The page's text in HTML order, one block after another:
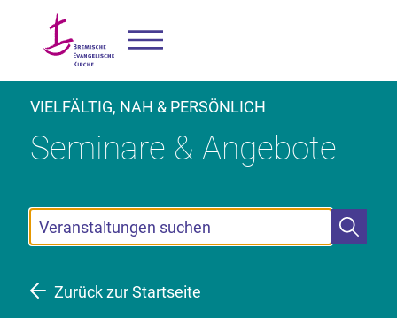
VIELFÄLTIG, NAH & PERSÖNLICH
Seminare & Angebote
Suchbegriff eingeben
Zurück zur Startseite